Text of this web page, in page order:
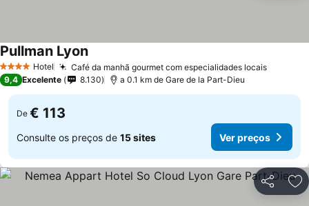
4 EstrelasHotel Café da manhã gourmet com especialidades locais
Pullman Lyon
9,4 Excelente 8.130 a 0.1 km de Gare de la Part-Dieu
De € 113
Consulte os preços de 15 sites Ver preços
Partilhar